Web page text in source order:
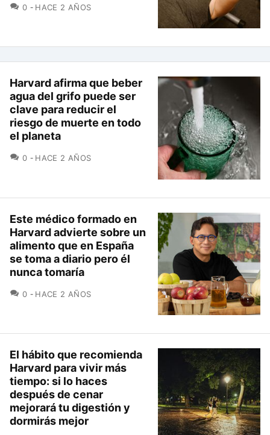
0 COMENTARIOS
HACE 2 AÑOS
Harvard afirma que beber
agua del grifo puede ser
clave para reducir el
riesgo de muerte en todo
el planeta
0 COMENTARIOS
HACE 2 AÑOS
Este médico formado en
Harvard advierte sobre un
alimento que en España
se toma a diario pero él
nunca tomaría
0 COMENTARIOS
HACE 2 AÑOS
El hábito que recomienda
Harvard para vivir más
tiempo: si lo haces
después de cenar
mejorará tu digestión y
dormirás mejor